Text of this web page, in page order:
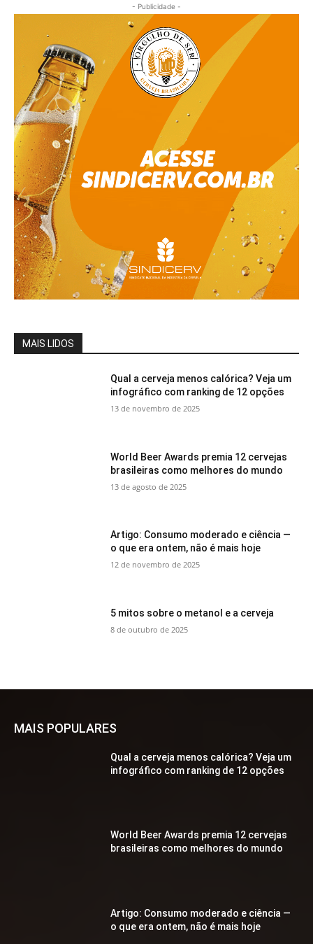
- Publicidade -
MAIS LIDOS
Qual a cerveja menos calórica? Veja um
infográfico com ranking de 12 opções
13 de novembro de 2025
World Beer Awards premia 12 cervejas
brasileiras como melhores do mundo
13 de agosto de 2025
Artigo: Consumo moderado e ciência —
o que era ontem, não é mais hoje
12 de novembro de 2025
5 mitos sobre o metanol e a cerveja
8 de outubro de 2025
MAIS POPULARES
Qual a cerveja menos calórica? Veja um
infográfico com ranking de 12 opções
World Beer Awards premia 12 cervejas
brasileiras como melhores do mundo
Artigo: Consumo moderado e ciência —
o que era ontem, não é mais hoje